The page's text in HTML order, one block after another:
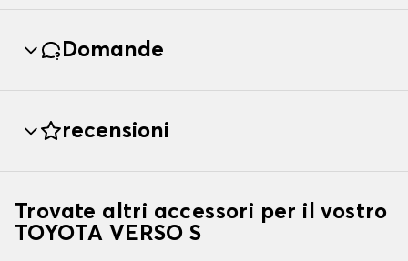
Domande
recensioni
Trovate altri accessori per il vostro
TOYOTA VERSO S